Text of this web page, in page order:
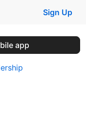
Sign Up
app